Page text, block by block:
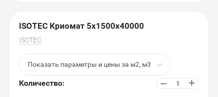
ISOTEC Криомат 5х1500х40000
ISOTEC
Показать параметры и цены за м2, м3
Количество: − +